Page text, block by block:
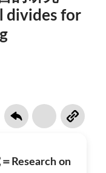
divides for
Research on